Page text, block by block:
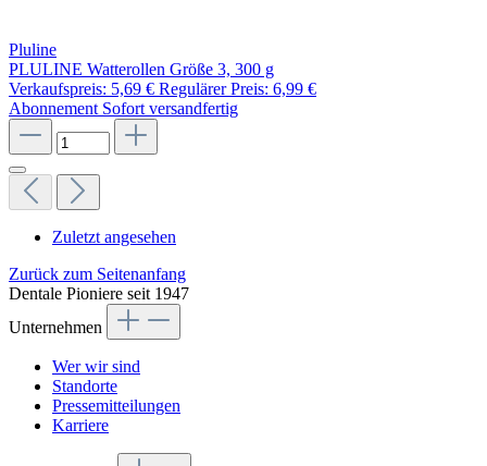
Pluline
PLULINE Watterollen Größe 3, 300 g
Verkaufspreis: 5,69 € Regulärer Preis: 6,99 €
Abonnement Sofort versandfertig
Zuletzt angesehen
Zurück zum Seitenanfang
Dentale Pioniere seit 1947
Unternehmen
Wer wir sind
Standorte
Pressemitteilungen
Karriere